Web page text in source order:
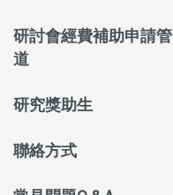
研討會經費補助申請管
道
研究獎助生
聯絡方式